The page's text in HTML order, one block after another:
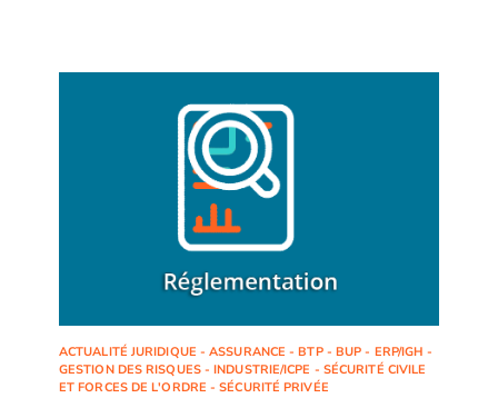
ACTUALITÉ JURIDIQUE - ASSURANCE - BTP - BUP - ERP/IGH -
GESTION DES RISQUES - INDUSTRIE/ICPE - SÉCURITÉ CIVILE
ET FORCES DE L'ORDRE - SÉCURITÉ PRIVÉE